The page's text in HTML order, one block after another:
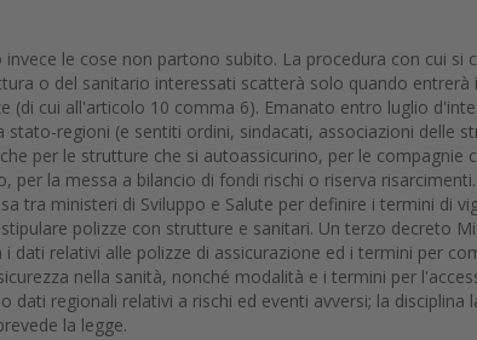
le cose non partono subito. La procedura con cui si
o del sanitario interessati scatterà solo quando
(di cui all'articolo 10 comma 6). Emanato entro luglio
stato-regioni (e sentiti ordini, sindacati, associazioni delle
per le strutture che si autoassicurino, per le compagnie
per la messa a bilancio di fondi rischi o riserva
tra ministeri di Sviluppo e Salute per definire i termini di
polizze con strutture e sanitari. Un terzo decreto
dati relativi alle polizze di assicurazione ed i termini per
nella sanità, nonché modalità e i termini per
dati regionali relativi a rischi ed eventi avversi; la
la legge.